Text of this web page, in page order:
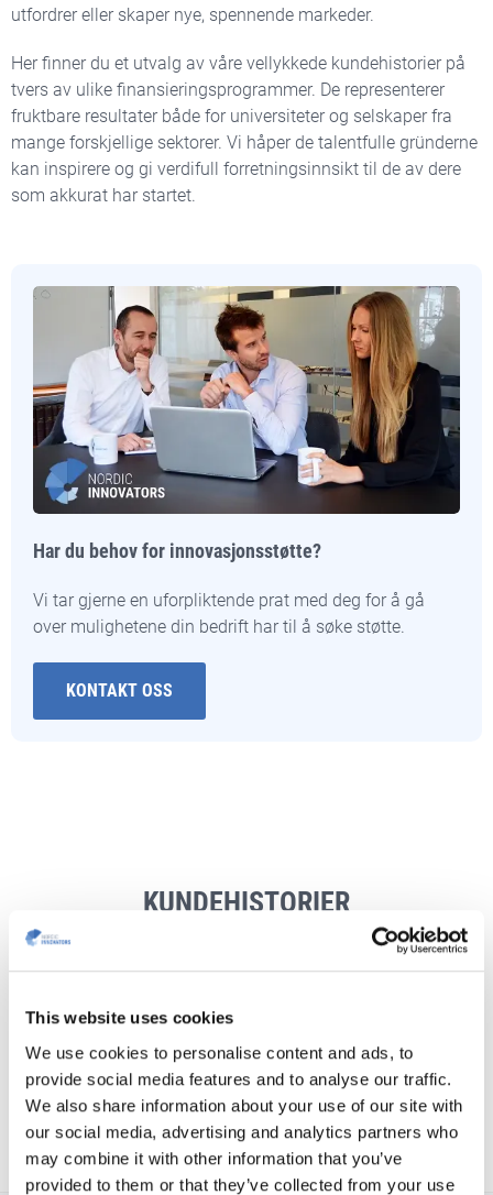
This website uses cookies
We use cookies to personalise content and ads, to
provide social media features and to analyse our traffic.
We also share information about your use of our site with
our social media, advertising and analytics partners who
may combine it with other information that you’ve
provided to them or that they’ve collected from your use
utfordrer eller skaper nye, spennende markeder.
Her finner du et utvalg av våre vellykkede kundehistorier på
tvers av ulike finansieringsprogrammer. De representerer
fruktbare resultater både for universiteter og selskaper fra
mange forskjellige sektorer. Vi håper de talentfulle gründerne
kan inspirere og gi verdifull forretningsinnsikt til de av dere
som akkurat har startet.
Har du behov for innovasjonsstøtte?
Vi tar gjerne en uforpliktende prat med deg for å gå
over mulighetene din bedrift har til å søke støtte.
KONTAKT OSS
KUNDEHISTORIER
Show me cases for
All industries
All industries
All programmes
Grand Solutions